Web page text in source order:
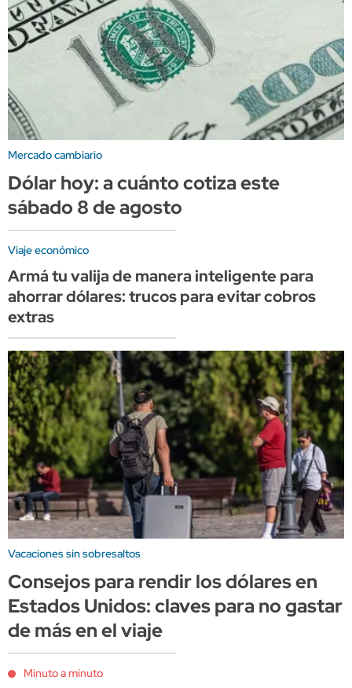
Mercado cambiario
Dólar hoy: a cuánto cotiza este
sábado 8 de agosto
Viaje económico
Armá tu valija de manera inteligente para
ahorrar dólares: trucos para evitar cobros
extras
Vacaciones sin sobresaltos
Consejos para rendir los dólares en
Estados Unidos: claves para no gastar
de más en el viaje
Minuto a minuto